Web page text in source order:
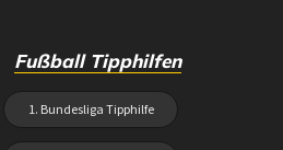
Fußball Tipphilfen
1. Bundesliga Tipphilfe